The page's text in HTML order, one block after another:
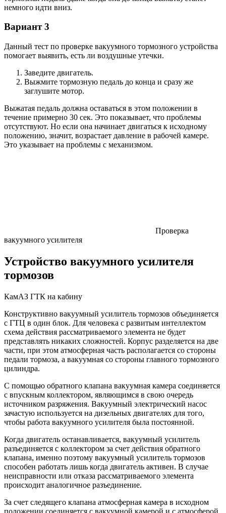
немного идти вниз.
Вариант 3
Данный тест по проверке вакуумного тормозного устройства
помогает выявить, есть ли воздушные утечки.
Заведите двигатель.
Выжмите тормозную педаль до конца и сразу же
заглушите мотор.
Выжатая педаль должна оставаться в этом положении в
течение примерно 30 сек. Это показывает, что проблемы
отсутствуют. Но если она начинает двигаться к исходному
положению, значит, возрастает давление в рабочей камере.
Это указывает на проблемы с механизмом.
Проверка
вакуумного усилителя
Устройство вакуумного усилителя
тормозов
КамАЗ ГТК на кабину
Конструктивно вакуумный усилитель тормозов объединяется
с ГТЦ в один блок. Для человека с развитым интеллектом
схема действия рассматриваемого элемента не будет
представлять никаких сложностей. Корпус разделяется на две
части, при этом атмосферная часть располагается со стороны
педали тормоза, а вакуумная со стороны главного тормозного
цилиндра.
С помощью обратного клапана вакуумная камера соединяется
с впускным коллектором, являющимся в свою очередь
источником разряжения. Вакуумный электрический насос
зачастую используется на дизельных двигателях для того,
чтобы работа вакуумного усилителя была постоянной.
Когда двигатель останавливается, вакуумный усилитель
разъединяется с коллектором за счет действия обратного
клапана, именно поэтому вакуумный усилитель тормозов
способен работать лишь когда двигатель активен. В случае
неисправности или отказа рассматриваемого элемента
происходит аналогичное разъединение.
За счет следящего клапана атмосферная камера в исходном
положении соединяется с вакуумной камерой и с атмосферой